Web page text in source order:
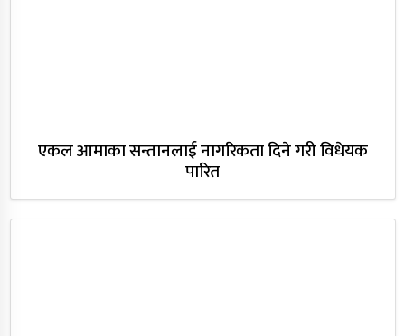
एकल आमाका सन्तानलाई नागरिकता दिने गरी विधेयक
पारित